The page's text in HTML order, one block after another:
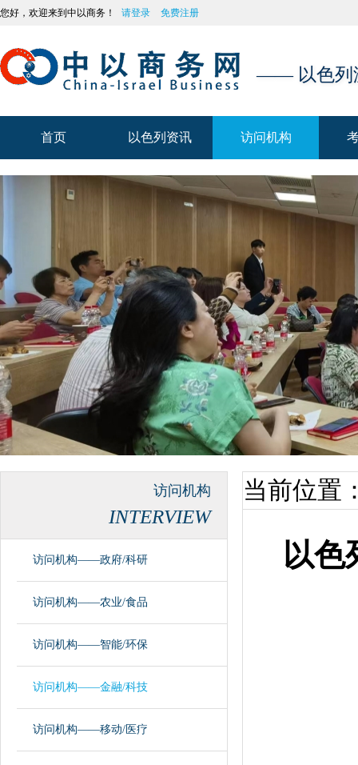
您好，欢迎来到中以商务！ 请登录 免费注册
—— 以色列
首页 以色列资讯
以色列资讯
访问机构
访问机构
访问机构
INTERVIEW
访问机构——政府/科研
访问机构——农业/食品
访问机构——智能/环保
访问机构——金融/科技
访问机构——移动/医疗
当前位置
以色